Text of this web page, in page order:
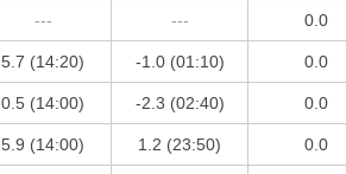
--- --- 0.0
5.7 (14:20) -1.0 (01:10) 0.0
0.5 (14:00) -2.3 (02:40) 0.0
5.9 (14:00) 1.2 (23:50) 0.0